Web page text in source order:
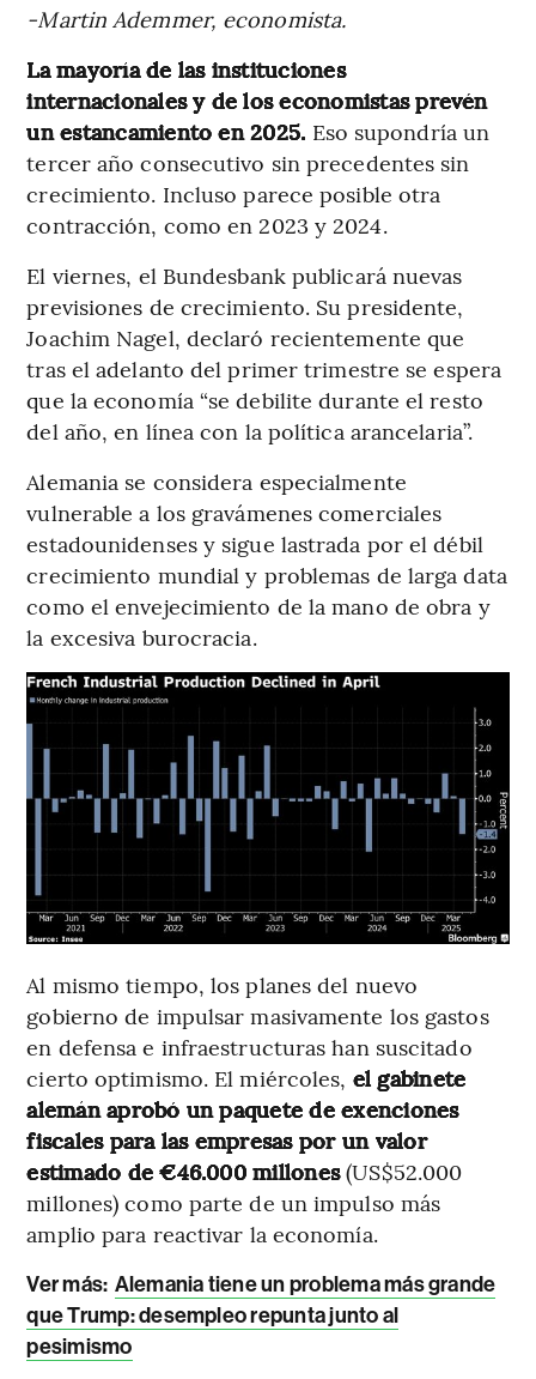
-Martin Ademmer, economista.
La mayoría de las instituciones
internacionales y de los economistas prevén
un estancamiento en 2025. Eso supondría un
tercer año consecutivo sin precedentes sin
crecimiento. Incluso parece posible otra
contracción, como en 2023 y 2024.
El viernes, el Bundesbank publicará nuevas
previsiones de crecimiento. Su presidente,
Joachim Nagel, declaró recientemente que
tras el adelanto del primer trimestre se espera
que la economía “se debilite durante el resto
del año, en línea con la política arancelaria”.
Alemania se considera especialmente
vulnerable a los gravámenes comerciales
estadounidenses y sigue lastrada por el débil
crecimiento mundial y problemas de larga data
como el envejecimiento de la mano de obra y
la excesiva burocracia.
Al mismo tiempo, los planes del nuevo
gobierno de impulsar masivamente los gastos
en defensa e infraestructuras han suscitado
cierto optimismo. El miércoles, el gabinete
alemán aprobó un paquete de exenciones
fiscales para las empresas por un valor
estimado de €46.000 millones(US$52.000
millones) como parte de un impulso más
amplio para reactivar la economía.
Ver más: Alemania tiene un problema más grande
que Trump: desempleo repunta junto al
pesimismo